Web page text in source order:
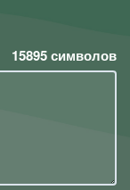
15895символов